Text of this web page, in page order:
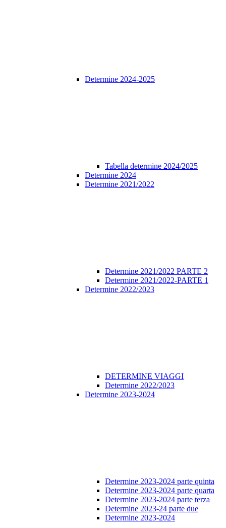
Determine 2024-2025
Tabella determine 2024/2025
Determine 2024
Determine 2021/2022
Determine 2021/2022 PARTE 2
Determine 2021/2022-PARTE 1
Determine 2022/2023
DETERMINE VIAGGI
Determine 2022/2023
Determine 2023-2024
Determine 2023-2024 parte quinta
Determine 2023-2024 parte quarta
Determine 2023-2024 parte terza
Determine 2023-24 parte due
Determine 2023-2024